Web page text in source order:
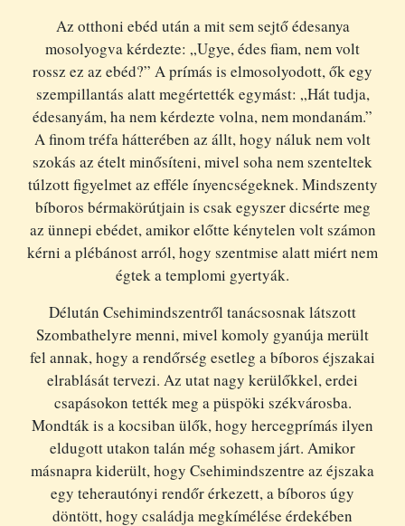
Az otthoni ebéd után a mit sem sejtő édesanya
mosolyogva kérdezte: „Ugye, édes fiam, nem volt
rossz ez az ebéd?” A prímás is elmosolyodott, ők egy
szempillantás alatt megértették egymást: „Hát tudja,
édesanyám, ha nem kérdezte volna, nem mondanám.”
A finom tréfa hátterében az állt, hogy náluk nem volt
szokás az ételt minősíteni, mivel soha nem szenteltek
túlzott figyelmet az efféle ínyencségeknek. Mindszenty
bíboros bérmakörútjain is csak egyszer dicsérte meg
az ünnepi ebédet, amikor előtte kénytelen volt számon
kérni a plébánost arról, hogy szentmise alatt miért nem
égtek a templomi gyertyák.
Délután Csehimindszentről tanácsosnak látszott
Szombathelyre menni, mivel komoly gyanúja merült
fel annak, hogy a rendőrség esetleg a bíboros éjszakai
elrablását tervezi. Az utat nagy kerülőkkel, erdei
csapásokon tették meg a püspöki székvárosba.
Mondták is a kocsiban ülők, hogy hercegprímás ilyen
eldugott utakon talán még sohasem járt. Amikor
másnapra kiderült, hogy Csehimindszentre az éjszaka
egy teherautónyi rendőr érkezett, a bíboros úgy
döntött, hogy családja megkímélése érdekében